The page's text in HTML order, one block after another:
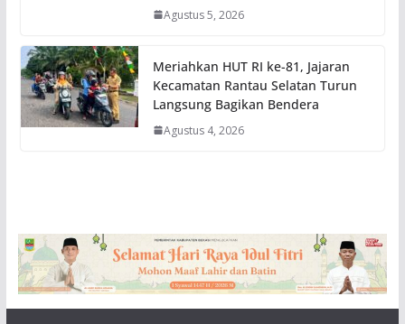
Agustus 5, 2026
Meriahkan HUT RI ke-81, Jajaran
Kecamatan Rantau Selatan Turun
Langsung Bagikan Bendera
Agustus 4, 2026